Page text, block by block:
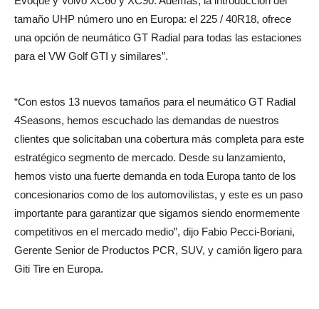
tamaño UHP número uno en Europa: el 225 / 40R18, ofrece
una opción de neumático GT Radial para todas las estaciones
para el VW Golf GTI y similares”.
“Con estos 13 nuevos tamaños para el neumático GT Radial
4Seasons, hemos escuchado las demandas de nuestros
clientes que solicitaban una cobertura más completa para este
estratégico segmento de mercado. Desde su lanzamiento,
hemos visto una fuerte demanda en toda Europa tanto de los
concesionarios como de los automovilistas, y este es un paso
importante para garantizar que sigamos siendo enormemente
competitivos en el mercado medio”, dijo Fabio Pecci-Boriani,
Gerente Senior de Productos PCR, SUV, y camión ligero para
Giti Tire en Europa.